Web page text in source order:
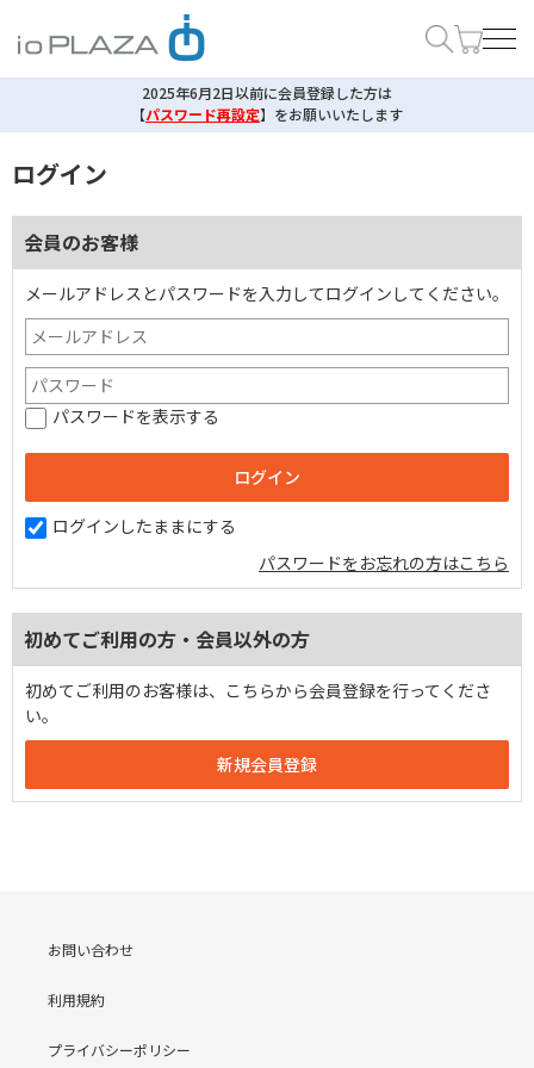
2025年6月2日以前に会員登録した方は
【パスワード再設定】 をお願いいたします
ログイン
会員のお客様
メールアドレスとパスワードを入力してログインしてください。
パスワードを表示する
ログインしたままにする
パスワードをお忘れの方はこちら
初めてご利用の方・会員以外の方
初めてご利用のお客様は、こちらから会員登録を行ってくださ
い。
お問い合わせ
利用規約
プライバシーポリシー